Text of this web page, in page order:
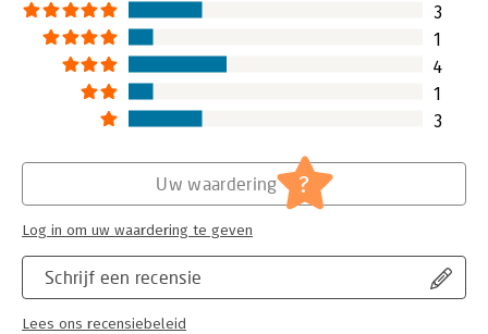
3
1
4
1
3
Schrijf een recensie
Lees ons recensiebeleid
Uw waardering ?
Log in om uw waardering te geven